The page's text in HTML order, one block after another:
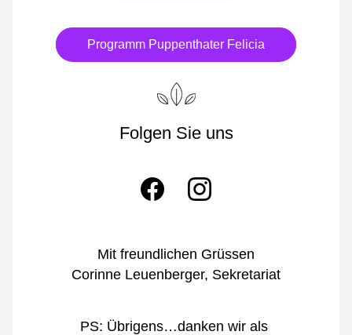
Programm Puppenthater Felicia
Folgen Sie uns
Mit freundlichen Grüssen
Corinne Leuenberger, Sekretariat
PS: Übrigens…danken wir als